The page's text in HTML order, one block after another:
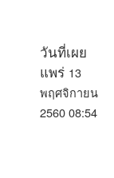
วันที่เผย
แพร่ 13
พฤศจิกายน
2560 08:54